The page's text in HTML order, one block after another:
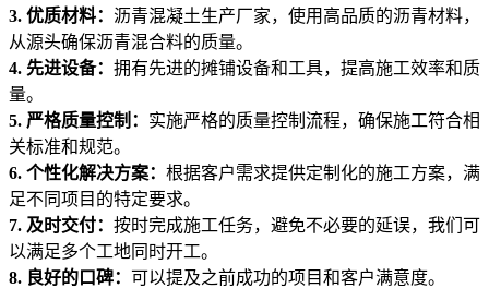
3. 优质材料： 沥青混凝土生产厂家，使用高品质的沥青材料，
从源头确保沥青混合料的质量。
4. 先进设备： 拥有先进的摊铺设备和工具，提高施工效率和质
量。
5. 严格质量控制： 实施严格的质量控制流程，确保施工符合相
关标准和规范。
6. 个性化解决方案： 根据客户需求提供定制化的施工方案，满
足不同项目的特定要求。
7. 及时交付： 按时完成施工任务，避免不必要的延误，我们可
以满足多个工地同时开工。
8. 良好的口碑： 可以提及之前成功的项目和客户满意度。